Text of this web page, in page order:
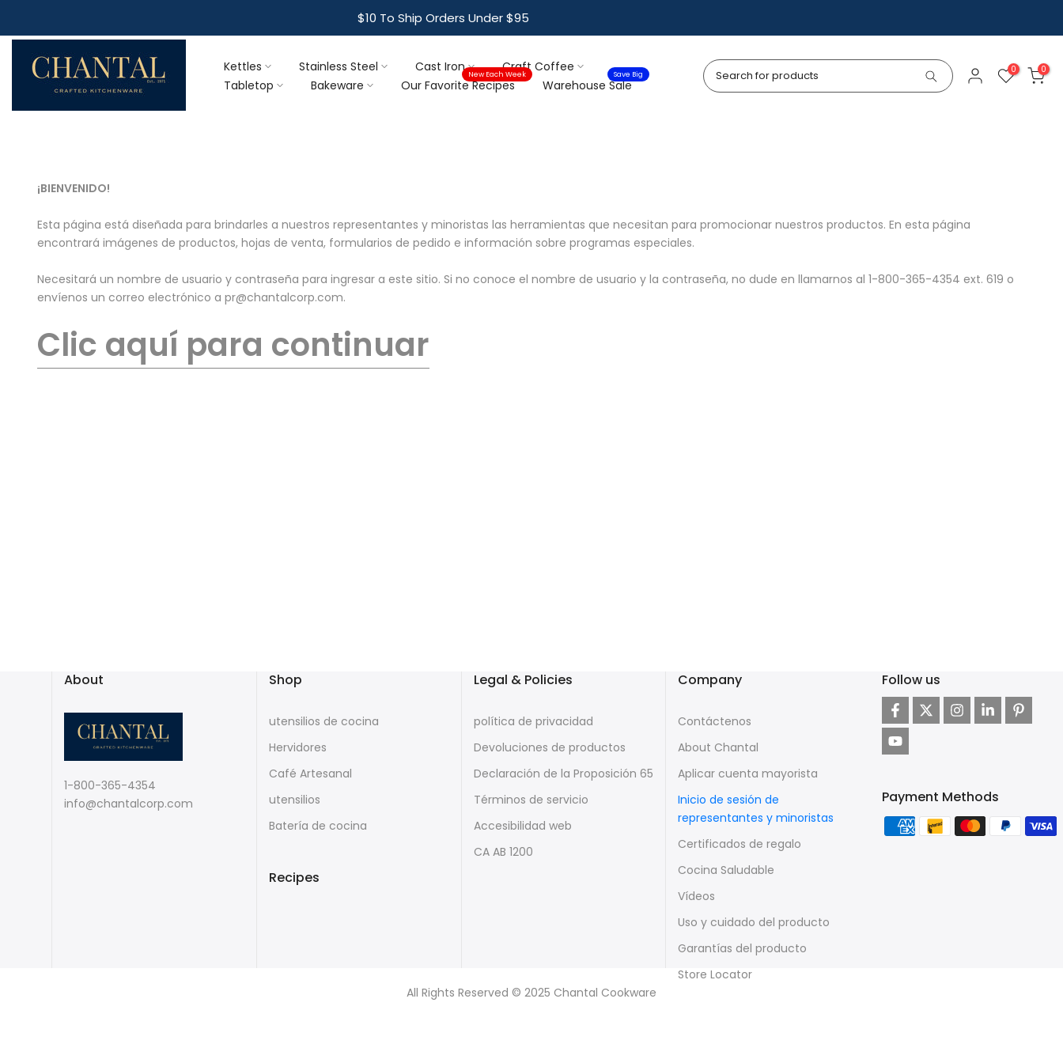
to
content
$10 To Ship Orders Under $95
Kettles Stainless Steel Cast Iron
Craft Coffee
Tabletop
Bakeware Our Favorite Recipes
New Each Week
Warehouse Sale
Save Big 0 0
¡BIENVENIDO!
Esta página está diseñada para brindarles a nuestros representantes y minoristas las herramientas que necesitan para promocionar nuestros productos. En esta página
encontrará imágenes de productos, hojas de venta, formularios de pedido e información sobre programas especiales.
Necesitará un nombre de usuario y contraseña para ingresar a este sitio. Si no conoce el nombre de usuario y la contraseña, no dude en llamarnos al 1-800-365-4354 ext. 619 o
envíenos un correo electrónico a pr@chantalcorp.com.
Clic aquí para continuar
About
1-800-365-4354
info@chantalcorp.com
Shop
utensilios de cocina
Hervidores
Café Artesanal
utensilios
Batería de cocina
Recipes
Legal & Policies
política de privacidad
Devoluciones de productos
Declaración de la Proposición 65
Términos de servicio
Accesibilidad web
CA AB 1200
Company
Contáctenos
About Chantal
Aplicar cuenta mayorista
Inicio de sesión de
representantes y minoristas
Certificados de regalo
Cocina Saludable
Vídeos
Uso y cuidado del producto
Garantías del producto
Store Locator
Follow us
Payment Methods
All Rights Reserved © 2025 Chantal Cookware